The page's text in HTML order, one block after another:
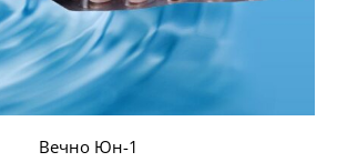
Вечно Юн-1